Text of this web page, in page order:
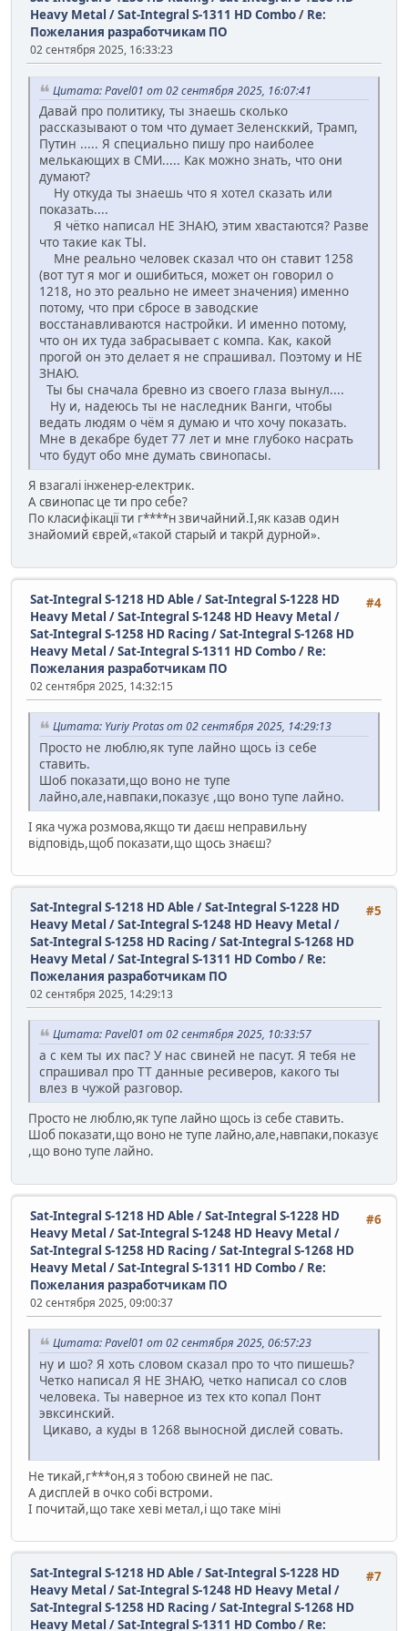
Heavy Metal / Sat-Integral S-1311 HD Combo/ Re:
Пожелания разработчикам ПО
02 сентября 2025, 16:33:23
Цитата: Pavel01 от 02 сентября 2025, 16:07:41
Давай про политику, ты знаешь сколько
рассказывают о том что думает Зеленсккий, Трамп,
Путин ..... Я специально пишу про наиболее
мелькающих в СМИ..... Как можно знать, что они
думают?
Ну откуда ты знаешь что я хотел сказать или
показать....
Я чётко написал НЕ ЗНАЮ, этим хвастаются? Разве
что такие как ТЫ.
Мне реально человек сказал что он ставит 1258
(вот тут я мог и ошибиться, может он говорил о
1218, но это реально не имеет значения) именно
потому, что при сбросе в заводские
восстанавливаются настройки. И именно потому,
что он их туда забрасывает с компа. Как, какой
прогой он это делает я не спрашивал. Поэтому и НЕ
ЗНАЮ.
Ты бы сначала бревно из своего глаза вынул....
Ну и, надеюсь ты не наследник Ванги, чтобы
ведать людям о чём я думаю и что хочу показать.
Мне в декабре будет 77 лет и мне глубоко насрать
что будут обо мне думать свинопасы.
Я взагалі інженер-електрик.
А свинопас це ти про себе?
По класифікації ти г****н звичайний.І,як казав один
знайомий єврей,«такой старый и такрй дурной».
#4
Sat-Integral S-1218 HD Able / Sat-Integral S-1228 HD
Heavy Metal / Sat-Integral S-1248 HD Heavy Metal /
Sat-Integral S-1258 HD Racing / Sat-Integral S-1268 HD
Heavy Metal / Sat-Integral S-1311 HD Combo/ Re:
Пожелания разработчикам ПО
02 сентября 2025, 14:32:15
Цитата: Yuriy Protas от 02 сентября 2025, 14:29:13
Просто не люблю,як тупе лайно щось із себе
ставить.
Шоб показати,що воно не тупе
лайно,але,навпаки,показує ,що воно тупе лайно.
І яка чужа розмова,якщо ти даєш неправильну
відповідь,щоб показати,що щось знаєш?
#5
Sat-Integral S-1218 HD Able / Sat-Integral S-1228 HD
Heavy Metal / Sat-Integral S-1248 HD Heavy Metal /
Sat-Integral S-1258 HD Racing / Sat-Integral S-1268 HD
Heavy Metal / Sat-Integral S-1311 HD Combo/ Re:
Пожелания разработчикам ПО
02 сентября 2025, 14:29:13
Цитата: Pavel01 от 02 сентября 2025, 10:33:57
а с кем ты их пас? У нас свиней не пасут. Я тебя не
спрашивал про ТТ данные ресиверов, какого ты
влез в чужой разговор.
Просто не люблю,як тупе лайно щось із себе ставить.
Шоб показати,що воно не тупе лайно,але,навпаки,показує
,що воно тупе лайно.
#6
Sat-Integral S-1218 HD Able / Sat-Integral S-1228 HD
Heavy Metal / Sat-Integral S-1248 HD Heavy Metal /
Sat-Integral S-1258 HD Racing / Sat-Integral S-1268 HD
Heavy Metal / Sat-Integral S-1311 HD Combo/ Re:
Пожелания разработчикам ПО
02 сентября 2025, 09:00:37
Цитата: Pavel01 от 02 сентября 2025, 06:57:23
ну и шо? Я хоть словом сказал про то что пишешь?
Четко написал Я НЕ ЗНАЮ, четко написал со слов
человека. Ты наверное из тех кто копал Понт
эвксинский.
Цикаво, а куды в 1268 выносной дислей совать.
Не тикай,г***он,я з тобою свиней не пас.
А дисплей в очко собі встроми.
І почитай,що таке хеві метал,і що таке міні
#7
Sat-Integral S-1218 HD Able / Sat-Integral S-1228 HD
Heavy Metal / Sat-Integral S-1248 HD Heavy Metal /
Sat-Integral S-1258 HD Racing / Sat-Integral S-1268 HD
Heavy Metal / Sat-Integral S-1311 HD Combo/ Re: